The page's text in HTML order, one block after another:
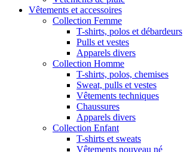
Vêtements et accessoires
Collection Femme
T-shirts, polos et débardeurs
Pulls et vestes
Apparels divers
Collection Homme
T-shirts, polos, chemises
Sweat, pulls et vestes
Vêtements techniques
Chaussures
Apparels divers
Collection Enfant
T-shirts et sweats
Vêtements nouveau né